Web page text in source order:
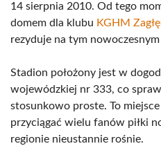
14 sierpnia 2010. Od tego
domem dla klubu KGHM
rezyduje na tym
Stadion położony jest w
wojewódzkiej nr 333, co
stosunkowo proste. To
przyciągać wielu fanów piłki
regionie nieustannie rośnie.